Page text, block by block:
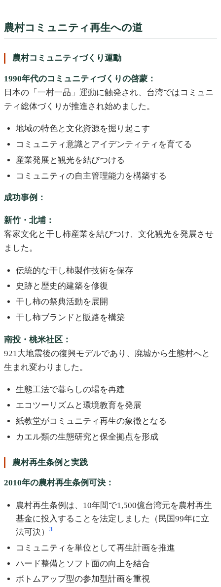
農村コミュニティ再生への道
農村コミュニティづくり運動
1990年代のコミュニティづくりの啓蒙：
日本の「一村一品」運動に触発され、台湾ではコミュニ
ティ総体づくりが推進され始めました。
地域の特色と文化資源を掘り起こす
コミュニティ意識とアイデンティティを育てる
産業発展と観光を結びつける
コミュニティの自主管理能力を構築する
成功事例：
新竹・北埔：
客家文化と干し柿産業を結びつけ、文化観光を発展させ
ました。
伝統的な干し柿製作技術を保存
史跡と歴史的建築を修復
干し柿の祭典活動を展開
干し柿ブランドと販路を構築
南投・桃米社区：
921大地震後の復興モデルであり、廃墟から生態村へと
生まれ変わりました。
生態工法で暮らしの場を再建
エコツーリズムと環境教育を発展
紙教堂がコミュニティ再生の象徴となる
カエル類の生態研究と保全拠点を形成
農村再生条例と実践
2010年の農村再生条例可決：
農村再生条例は、10年間で1,500億台湾元を農村再生
基金に投入することを法定しました（民国99年に立
法可決）
3
コミュニティを単位として再生計画を推進
ハード整備とソフト面の向上を結合
ボトムアップ型の参加型計画を重視